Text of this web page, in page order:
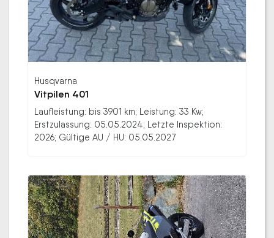
Husqvarna
Vitpilen 401
Laufleistung: bis 3901 km; Leistung: 33 Kw;
Erstzulassung: 05.05.2024; Letzte Inspektion:
2026; Gültige AU / HU: 05.05.2027